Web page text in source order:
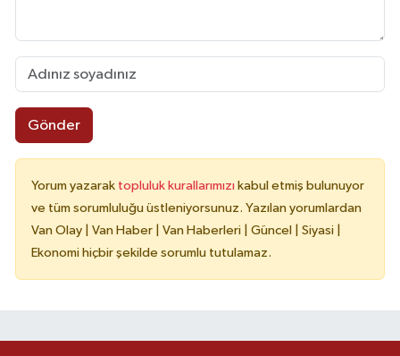
Gönder
Yorum yazarak topluluk kurallarımızı kabul etmiş bulunuyor
ve tüm sorumluluğu üstleniyorsunuz. Yazılan yorumlardan
Van Olay | Van Haber | Van Haberleri | Güncel | Siyasi |
Ekonomi hiçbir şekilde sorumlu tutulamaz.